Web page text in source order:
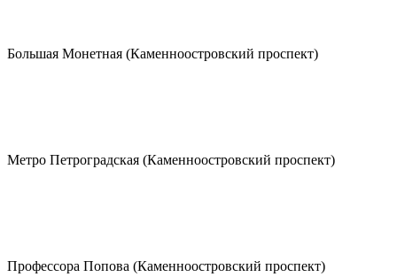
Большая Монетная (Каменноостровский проспект)
Метро Петроградская (Каменноостровский проспект)
Профессора Попова (Каменноостровский проспект)